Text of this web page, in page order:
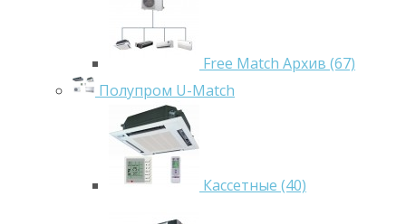
Free Match Архив (67)
Полупром U-Match
Кассетные (40)